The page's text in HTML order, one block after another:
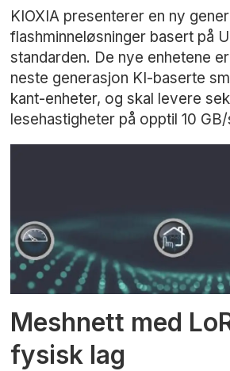
KIOXIA presenterer en ny
flashminneløsninger basert på
standarden. De nye enhetene
neste generasjon KI-baserte
kant-enheter, og skal levere
lesehastigheter på opptil 10
Meshnett med
fysisk lag